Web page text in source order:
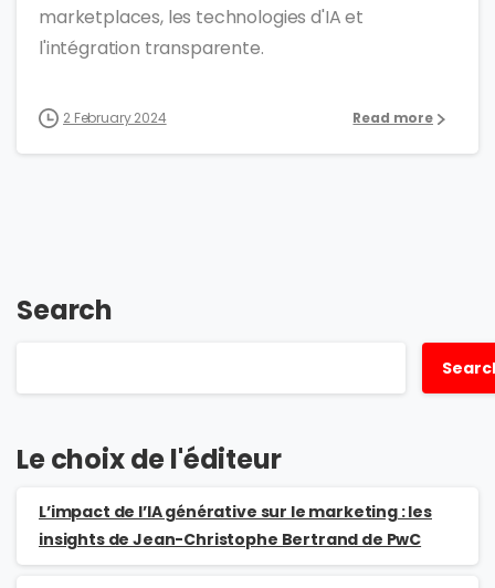
marketplaces, les technologies d'IA et
l'intégration transparente.
2 February 2024 Read more
Search
Le choix de l'éditeur
L’impact de l’IA générative sur le marketing : les
insights de Jean-Christophe Bertrand de PwC